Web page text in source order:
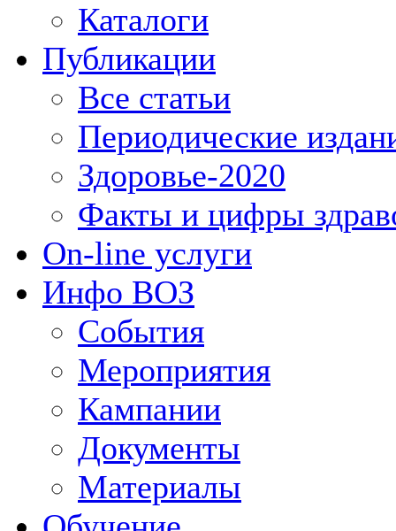
Каталоги
Публикации
Все статьи
Периодические
Здоровье-2020
Факты и цифры
On-line услуги
Инфо ВОЗ
События
Мероприятия
Кампании
Документы
Материалы